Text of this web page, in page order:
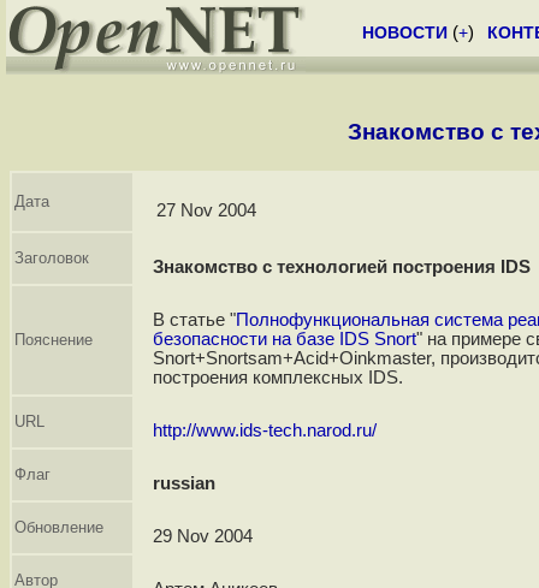
НОВОСТИ (+)
Знакомство с
Дата 27 Nov 2004
Заголовок Знакомство с технологией построения IDS
Пояснение
В статье "Полнофункциональная система
безопасности на базе IDS Snort" на примере
Snort+Snortsam+Acid+Oinkmaster,
построения комплексных IDS.
URL http://www.ids-tech.narod.ru/
Флаг russian
Обновление 29 Nov 2004
Автор